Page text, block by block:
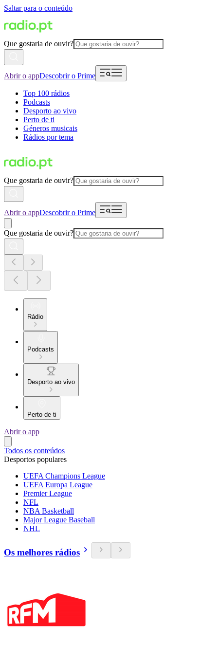
Saltar para o conteúdo
Que gostaria de ouvir?
Abrir o appDescobrir o Prime
Top 100 rádios
Podcasts
Desporto ao vivo
Perto de ti
Géneros musicais
Rádios por tema
Que gostaria de ouvir?
Abrir o appDescobrir o Prime
Que gostaria de ouvir?
Rádio
Podcasts
Desporto ao vivo
Perto de ti
Abrir o app
Todos os conteúdos
Desportos populares
UEFA Champions League
UEFA Europa League
Premier League
NFL
NBA Basketball
Major League Baseball
NHL
Os melhores rádios